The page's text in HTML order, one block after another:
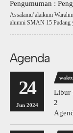
Pengumuman :
Assalamu’alaikum
alumni SMAN 15 Padang
Agenda
24
Jun 2024
Libur
2